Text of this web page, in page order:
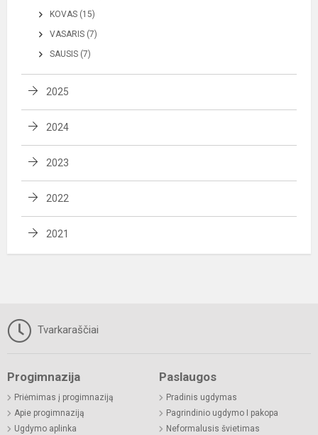
KOVAS (15)
VASARIS (7)
SAUSIS (7)
2025
2024
2023
2022
2021
Tvarkaraščiai
Progimnazija
Priėmimas į progimnaziją
Apie progimnaziją
Ugdymo aplinka
Paslaugos
Pradinis ugdymas
Pagrindinio ugdymo I pakopa
Neformalusis švietimas